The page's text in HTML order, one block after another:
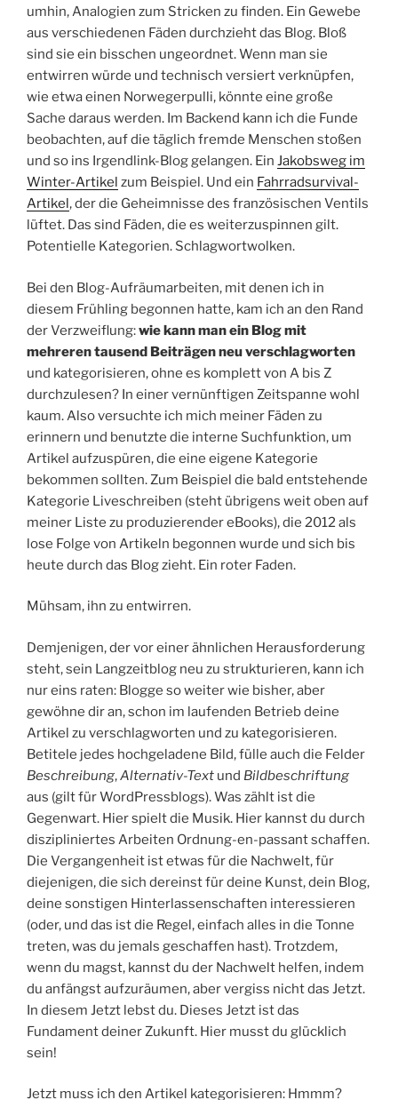
umhin, Analogien zum Stricken zu finden. Ein Gewebe
aus verschiedenen Fäden durchzieht das Blog. Bloß
sind sie ein bisschen ungeordnet. Wenn man sie
entwirren würde und technisch versiert verknüpfen,
wie etwa einen Norwegerpulli, könnte eine große
Sache daraus werden. Im Backend kann ich die Funde
beobachten, auf die täglich fremde Menschen stoßen
und so ins Irgendlink-Blog gelangen. Ein Jakobsweg im
Winter-Artikel zum Beispiel. Und ein Fahrradsurvival-
Artikel, der die Geheimnisse des französischen Ventils
lüftet. Das sind Fäden, die es weiterzuspinnen gilt.
Potentielle Kategorien. Schlagwortwolken.
Bei den Blog-Aufräumarbeiten, mit denen ich in
diesem Frühling begonnen hatte, kam ich an den Rand
der Verzweiflung:wie kann man ein Blog mit
mehreren tausend Beiträgen neu verschlagworten
und kategorisieren, ohne es komplett von A bis Z
durchzulesen? In einer vernünftigen Zeitspanne wohl
kaum. Also versuchte ich mich meiner Fäden zu
erinnern und benutzte die interne Suchfunktion, um
Artikel aufzuspüren, die eine eigene Kategorie
bekommen sollten. Zum Beispiel die bald entstehende
Kategorie Liveschreiben (steht übrigens weit oben auf
meiner Liste zu produzierender eBooks), die 2012 als
lose Folge von Artikeln begonnen wurde und sich bis
heute durch das Blog zieht. Ein roter Faden.
Mühsam, ihn zu entwirren.
Demjenigen, der vor einer ähnlichen Herausforderung
steht, sein Langzeitblog neu zu strukturieren, kann ich
nur eins raten: Blogge so weiter wie bisher, aber
gewöhne dir an, schon im laufenden Betrieb deine
Artikel zu verschlagworten und zu kategorisieren.
Betitele jedes hochgeladene Bild, fülle auch die Felder
Beschreibung,Alternativ-Text und Bildbeschriftung
aus (gilt für WordPressblogs). Was zählt ist die
Gegenwart. Hier spielt die Musik. Hier kannst du durch
diszipliniertes Arbeiten Ordnung-en-passant schaffen.
Die Vergangenheit ist etwas für die Nachwelt, für
diejenigen, die sich dereinst für deine Kunst, dein Blog,
deine sonstigen Hinterlassenschaften interessieren
(oder, und das ist die Regel, einfach alles in die Tonne
treten, was du jemals geschaffen hast). Trotzdem,
wenn du magst, kannst du der Nachwelt helfen, indem
du anfängst aufzuräumen, aber vergiss nicht das Jetzt.
In diesem Jetzt lebst du. Dieses Jetzt ist das
Fundament deiner Zukunft. Hier musst du glücklich
sein!
Jetzt muss ich den Artikel kategorisieren: Hmmm?